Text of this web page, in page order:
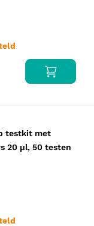
testkit met
20 µl, 50 testen